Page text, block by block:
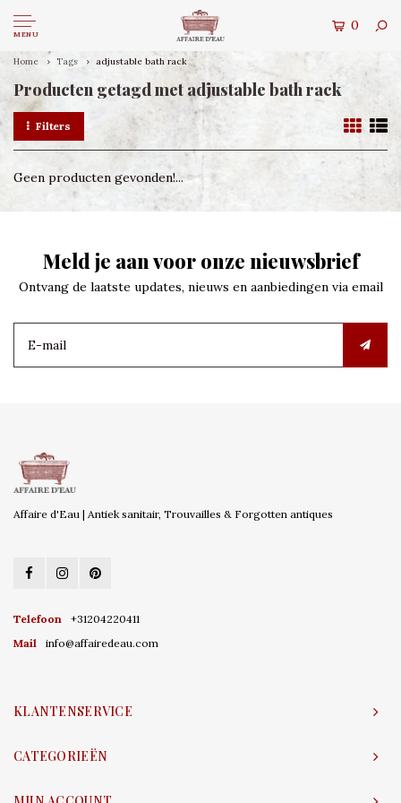
MENU
0
Home Tags adjustable bath rack
Producten getagd met adjustable bath rack
Filters
Geen producten gevonden!...
Meld je aan voor onze nieuwsbrief
Ontvang de laatste updates, nieuws en aanbiedingen via email
Affaire d'Eau | Antiek sanitair, Trouvailles & Forgotten antiques
Telefoon
+31204220411
Mail
info@affairedeau.com
KLANTENSERVICE
CATEGORIEËN